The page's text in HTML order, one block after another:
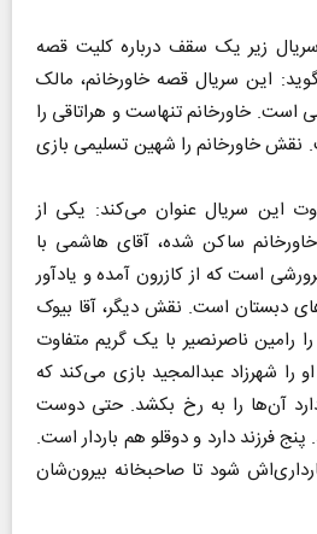
سریال زیر یک سقف درباره کلیت قصه
این سریال قصه خاورخانم، مالک
خاورخانم تنهاست و هراتاقی را
نقش خاورخانم را شهین تسلیمی بازی
این سریال عنوان می‌کند: یکی از
ساکن شده، آقای هاشمی با
است که از کازرون آمده و یادآور
دبستان است. نقش دیگر، آقا بیوک
ناصرنصیر با یک گریم متفاوت
شهرزاد عبدالمجید بازی می‌کند که
آن‌ها را به رخ بکشد. حتی دوست
پنج فرزند دارد و دوقلو هم باردار است.
شود تا صاحبخانه بیرون‌شان